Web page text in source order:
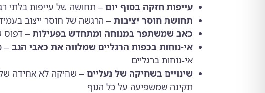
עייפות חזקה בסוף יום – תחושה של עייפות בלתי
תחושת חוסר יציבות – הרגשה של חוסר ייצוב
כאב שמשתפר במנוחה ומתחדש בפעילות – דפוס
אי-נוחות בכפות הרגליים שמלווה את כאבי הגב –
אי-נוחות ברגליים
שינויים בשחיקה של נעליים – שחיקה לא אחידה של
תקינה שמשפיעה על כל הגוף